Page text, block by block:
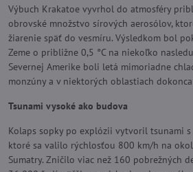
Výbuch Krakatoe vyvrhol do atmosféry
obrovské množstvo sírových aerosólov,
žiarenie späť do vesmíru. Výsledkom bol
Zeme o približne 0,5 °C na niekoľko
Severnej Amerike boli letá mimoriadne
monzúny a v niektorých oblastiach
Tsunami vysoké ako budova
Kolaps sopky po explózii vytvoril tsunami
ktoré sa valilo rýchlosťou 800 km/h na
Sumatry. Zničilo viac než 160 pobrežných